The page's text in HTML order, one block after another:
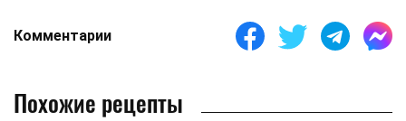
Комментарии
Похожие рецепты